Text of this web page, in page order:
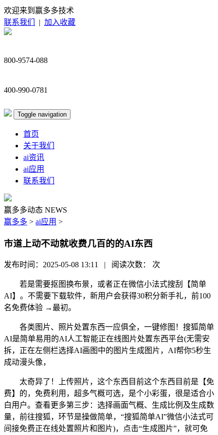
欢迎来到赢多多技术
联系我们
| 加入收藏
800-9574-088
400-990-0781
Toggle navigation
首页
关于我们
ai资讯
ai应用
联系我们
赢多多动态 NEWS
赢多多 > ai应用 >
市道上动不动就收费几百的的AI东西
发布时间：2025-05-08 13:11 | 阅读次数： 次
若是需要抠图换布景，或者正在微信小法式搜刮【简单
AI】。不需要下载软件，新用户会获得30积分新手礼，前100
名免费体验 →最初。
各类图片、照片处置东西一应俱全，一键修图！搜狐简单
AI是简单易用的AI人工智能正在线图片处置东西平台(无需安
拆，正在左侧栏选择AI画图中的图片生成图片，AI帮你5秒生
成动漫头像，
太奇异了！上传照片，这个东西目前这个东西目前是【免
费】的，免费利用，超多气概可选，是个小彩蛋，很是适合小
白用户。查看更多第三步：选择画面气概、生成比例及生成数
量，前往搜狐，环节是操做简单，“搜狐简单AI”微信小法式可
间接免费正在线处置照片和图片)，点击“生成图片”，就可免